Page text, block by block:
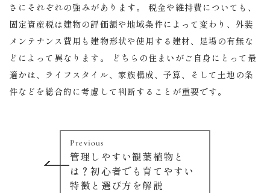
さにそれぞれの強みがあります。 税金や維持費についても、
固定資産税は建物の評価額や地域条件によって変わり、外装
メンテナンス費用も建物形状や使用する建材、足場の有無な
どによって異なります。 どちらの住まいがご自身にとって最
適かは、ライフスタイル、家族構成、予算、そして土地の条
件などを総合的に考慮して判断することが重要です。
Previous
管理しやすい観葉植物と
は？初心者でも育てやすい
特徴と選び方を解説